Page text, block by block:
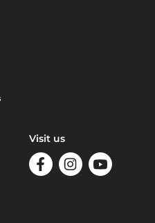
Visit us